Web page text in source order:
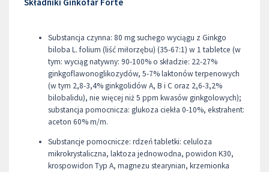
Substancja czynna: 80 mg suchego wyciągu z Ginkgo
biloba L. folium (liść miłorzębu) (35-67:1) w 1 tabletce (w
tym: wyciąg natywny: 90-100% o składzie: 22-27%
ginkgoflawonoglikozydów, 5-7% laktonów terpenowych
(w tym 2,8-3,4% ginkgolidów A, B i C oraz 2,6-3,2%
bilobalidu), nie więcej niż 5 ppm kwasów ginkgolowych);
substancja pomocnicza: glukoza ciekła 0-10%, ekstrahent:
aceton 60% m/m.
Substancje pomocnicze: rdzeń tabletki: celuloza
mikrokrystaliczna, laktoza jednowodna, powidon K30,
krospowidon Typ A, magnezu stearynian, krzemionka